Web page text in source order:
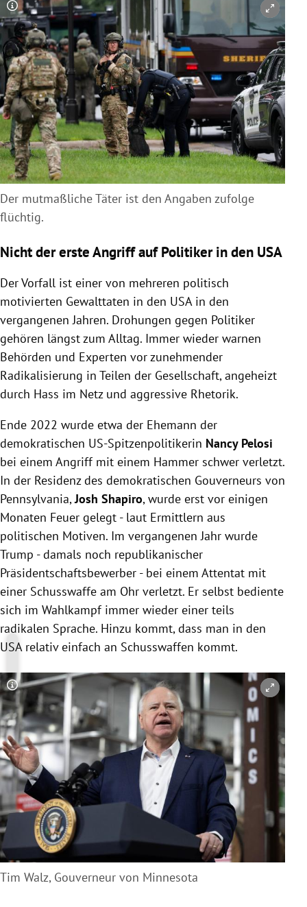
Copyright-Hinweis öffnen/schließen
Der mutmaßliche Täter ist den Angaben zufolge
flüchtig.
Nicht der erste Angriff auf Politiker in den USA
Der Vorfall ist einer von mehreren politisch
motivierten Gewalttaten in den USA in den
vergangenen Jahren. Drohungen gegen Politiker
gehören längst zum Alltag. Immer wieder warnen
Behörden und Experten vor zunehmender
Radikalisierung in Teilen der Gesellschaft, angeheizt
durch Hass im Netz und aggressive Rhetorik.
Ende 2022 wurde etwa der Ehemann der
demokratischen US-Spitzenpolitikerin Nancy Pelosi
bei einem Angriff mit einem Hammer schwer verletzt.
In der Residenz des demokratischen Gouverneurs von
Pennsylvania, Josh Shapiro, wurde erst vor einigen
Monaten Feuer gelegt - laut Ermittlern aus
politischen Motiven. Im vergangenen Jahr wurde
Trump - damals noch republikanischer
Präsidentschaftsbewerber - bei einem Attentat mit
einer Schusswaffe am Ohr verletzt. Er selbst bediente
sich im Wahlkampf immer wieder einer teils
radikalen Sprache. Hinzu kommt, dass man in den
USA relativ einfach an Schusswaffen kommt.
Copyright-Hinweis öffnen/schließen
Tim Walz, Gouverneur von Minnesota